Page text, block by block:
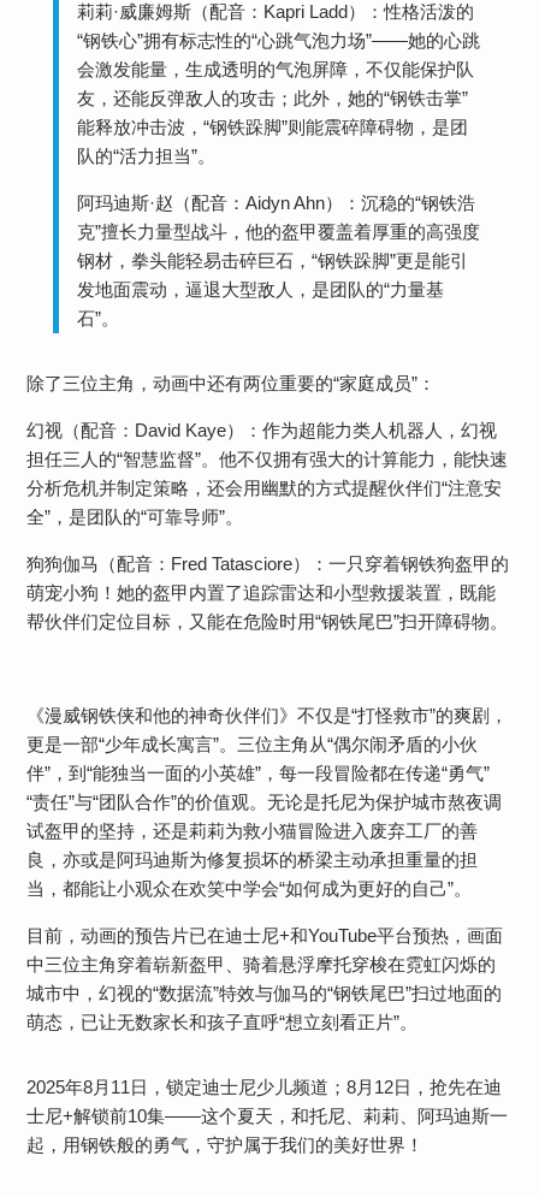
莉莉·威廉姆斯（配音：Kapri Ladd）​​：性格活泼的
“钢铁心”拥有标志性的“心跳气泡力场”——她的心跳
会激发能量，生成透明的气泡屏障，不仅能保护队
友，还能反弹敌人的攻击；此外，她的“钢铁击掌”
能释放冲击波，“钢铁跺脚”则能震碎障碍物，是团
队的“活力担当”。
​​阿玛迪斯·赵（配音：Aidyn Ahn）​​：沉稳的“钢铁浩
克”擅长力量型战斗，他的盔甲覆盖着厚重的高强度
钢材，拳头能轻易击碎巨石，“钢铁跺脚”更是能引
发地面震动，逼退大型敌人，是团队的“力量基
石”。
除了三位主角，动画中还有两位重要的“家庭成员”：
​​幻视（配音：David Kaye）​​：作为超能力类人机器人，幻视
担任三人的“智慧监督”。他不仅拥有强大的计算能力，能快速
分析危机并制定策略，还会用幽默的方式提醒伙伴们“注意安
全”，是团队的“可靠导师”。
​​狗狗伽马（配音：Fred Tatasciore）​​：一只穿着钢铁狗盔甲的
萌宠小狗！她的盔甲内置了追踪雷达和小型救援装置，既能
帮伙伴们定位目标，又能在危险时用“钢铁尾巴”扫开障碍物。​​
《漫威钢铁侠和他的神奇伙伴们》不仅是“打怪救市”的爽剧，
更是一部“少年成长寓言”。三位主角从“偶尔闹矛盾的小伙
伴”，到“能独当一面的小英雄”，每一段冒险都在传递“勇气”
“责任”与“团队合作”的价值观。无论是托尼为保护城市熬夜调
试盔甲的坚持，还是莉莉为救小猫冒险进入废弃工厂的善
良，亦或是阿玛迪斯为修复损坏的桥梁主动承担重量的担
当，都能让小观众在欢笑中学会“如何成为更好的自己”。
目前，动画的预告片已在迪士尼+和YouTube平台预热，画面
中三位主角穿着崭新盔甲、骑着悬浮摩托穿梭在霓虹闪烁的
城市中，幻视的“数据流”特效与伽马的“钢铁尾巴”扫过地面的
萌态，已让无数家长和孩子直呼“想立刻看正片”。
2025年8月11日，锁定迪士尼少儿频道；8月12日，抢先在迪
士尼+解锁前10集——这个夏天，和托尼、莉莉、阿玛迪斯一
起，用钢铁般的勇气，守护属于我们的美好世界！